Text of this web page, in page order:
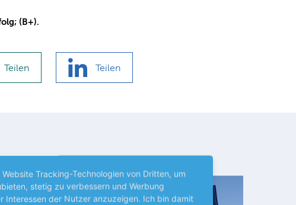
(B+).
Teilen Teilen
Tracking-Technologien von Dritten, um
stetig zu verbessern und Werbung
Interessen der Nutzer anzuzeigen. Ich bin damit